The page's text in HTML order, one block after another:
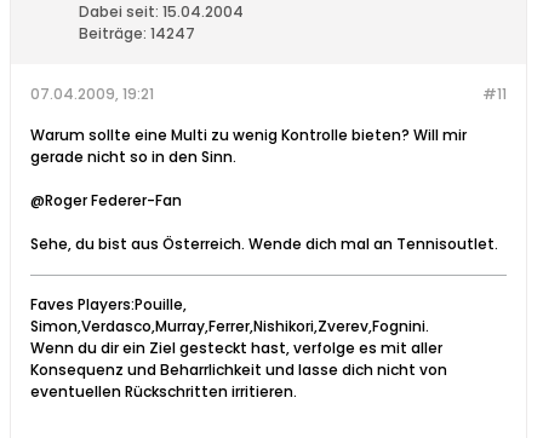
Dabei seit: 15.04.2004
Beiträge: 14247
#11
07.04.2009, 19:21
Warum sollte eine Multi zu wenig Kontrolle bieten? Will mir
gerade nicht so in den Sinn.
@Roger Federer-Fan
Sehe, du bist aus Österreich. Wende dich mal an Tennisoutlet.
Faves Players:Pouille,
Simon,Verdasco,Murray,Ferrer,Nishikori,Zverev,Fognini.
Wenn du dir ein Ziel gesteckt hast, verfolge es mit aller
Konsequenz und Beharrlichkeit und lasse dich nicht von
eventuellen Rückschritten irritieren.